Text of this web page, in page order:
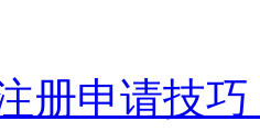
册申请技